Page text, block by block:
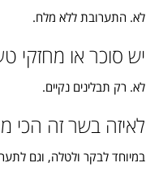
לא. התערובת ללא מלח.
יש סוכר או מחזקי
לא. רק תבלינים נקיים.
לאיזה בשר זה הכי
במיוחד לבקר ולטלה, וגם